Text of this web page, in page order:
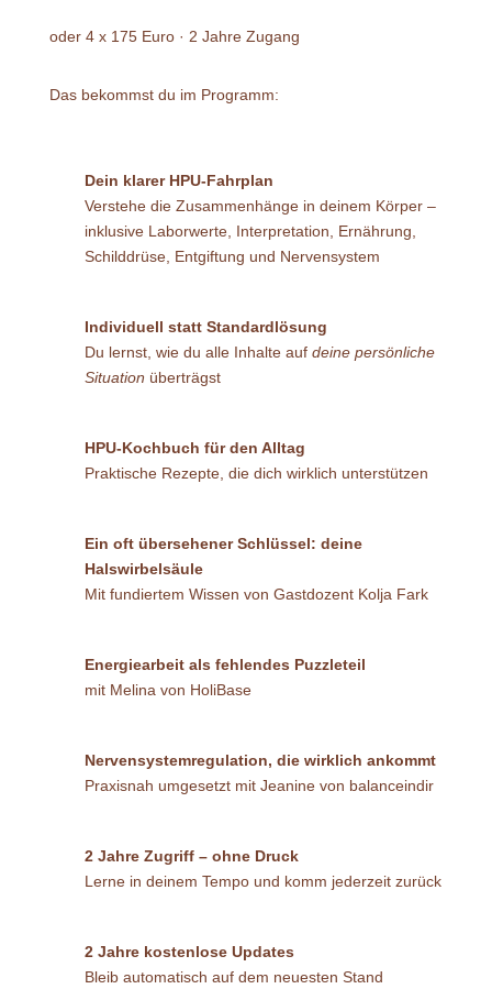
oder 4 x 175 Euro · 2 Jahre Zugang
Das bekommst du im Programm:
Dein klarer HPU-Fahrplan
Verstehe die Zusammenhänge in deinem Körper –
inklusive Laborwerte, Interpretation, Ernährung,
Schilddrüse, Entgiftung und Nervensystem
Individuell statt Standardlösung
Du lernst, wie du alle Inhalte auf deine persönliche
Situation überträgst
HPU-Kochbuch für den Alltag
Praktische Rezepte, die dich wirklich unterstützen
Ein oft übersehener Schlüssel: deine
Halswirbelsäule
Mit fundiertem Wissen von Gastdozent Kolja Fark
Energiearbeit als fehlendes Puzzleteil
mit Melina von HoliBase
Nervensystemregulation, die wirklich ankommt
Praxisnah umgesetzt mit Jeanine von balanceindir
2 Jahre Zugriff – ohne Druck
Lerne in deinem Tempo und komm jederzeit zurück
2 Jahre kostenlose Updates
Bleib automatisch auf dem neuesten Stand